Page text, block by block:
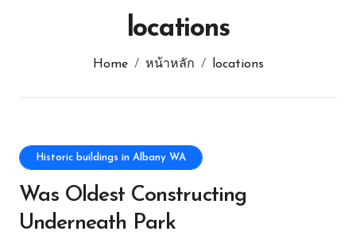
locations
Home หน้าหลัก locations
Historic buildings in Albany WA
Was Oldest Constructing
Underneath Park